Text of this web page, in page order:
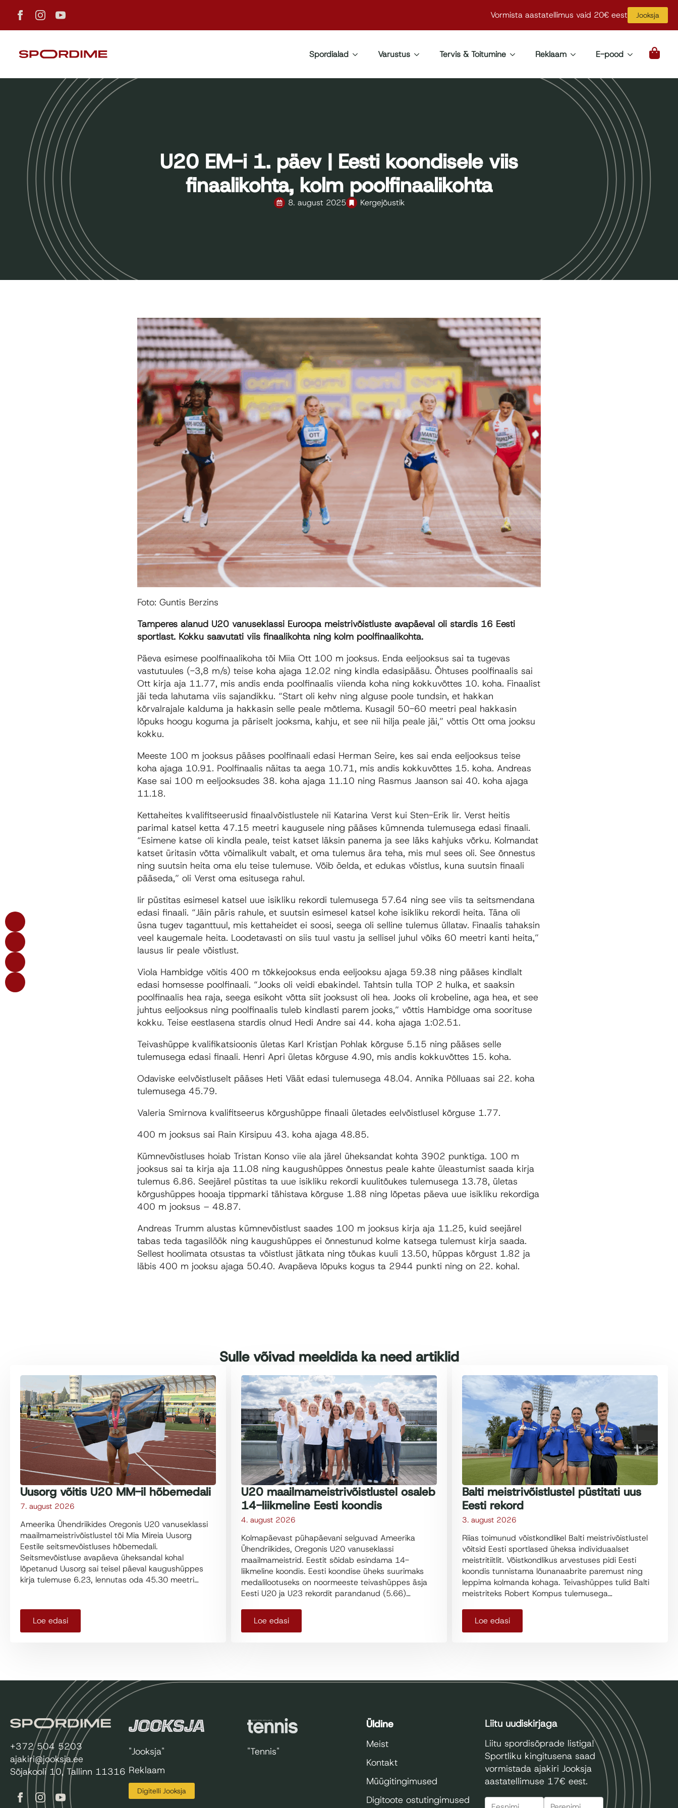
Vormista aastatellimus vaid 20€ eest Jooksja
Spordialad Varustus Tervis & Toitumine Reklaam E-pood
U20 EM-i 1. päev | Eesti koondisele viis
finaalikohta, kolm poolfinaalikohta
8. august 2025 Kergejõustik
Foto: Guntis Berzins
Tamperes alanud U20 vanuseklassi Euroopa meistrivõistluste avapäeval oli stardis 16 Eesti
sportlast. Kokku saavutati viis finaalikohta ning kolm poolfinaalikohta.
Päeva esimese poolfinaalikoha tõi Miia Ott 100 m jooksus. Enda eeljooksus sai ta tugevas
vastutuules (-3,8 m/s) teise koha ajaga 12.02 ning kindla edasipääsu. Õhtuses poolfinaalis sai
Ott kirja aja 11.77, mis andis enda poolfinaalis viienda koha ning kokkuvõttes 10. koha. Finaalist
jäi teda lahutama viis sajandikku. “Start oli kehv ning alguse poole tundsin, et hakkan
kõrvalrajale kalduma ja hakkasin selle peale mõtlema. Kusagil 50-60 meetri peal hakkasin
lõpuks hoogu koguma ja päriselt jooksma, kahju, et see nii hilja peale jäi,” võttis Ott oma jooksu
kokku.
Meeste 100 m jooksus pääses poolfinaali edasi Herman Seire, kes sai enda eeljooksus teise
koha ajaga 10.91. Poolfinaalis näitas ta aega 10.71, mis andis kokkuvõttes 15. koha. Andreas
Kase sai 100 m eeljooksudes 38. koha ajaga 11.10 ning Rasmus Jaanson sai 40. koha ajaga
11.18.
Kettaheites kvalifitseerusid finaalvõistlustele nii Katarina Verst kui Sten-Erik Iir. Verst heitis
parimal katsel ketta 47.15 meetri kaugusele ning pääses kümnenda tulemusega edasi finaali.
“Esimene katse oli kindla peale, teist katset läksin panema ja see läks kahjuks võrku. Kolmandat
katset üritasin võtta võimalikult vabalt, et oma tulemus ära teha, mis mul sees oli. See õnnestus
ning suutsin heita oma elu teise tulemuse. Võib öelda, et edukas võistlus, kuna suutsin finaali
pääseda,” oli Verst oma esitusega rahul.
Iir püstitas esimesel katsel uue isikliku rekordi tulemusega 57.64 ning see viis ta seitsmendana
edasi finaali. “Jäin päris rahule, et suutsin esimesel katsel kohe isikliku rekordi heita. Täna oli
üsna tugev taganttuul, mis kettaheidet ei soosi, seega oli selline tulemus üllatav. Finaalis tahaksin
veel kaugemale heita. Loodetavasti on siis tuul vastu ja sellisel juhul võiks 60 meetri kanti heita,”
lausus Iir peale võistlust.
Viola Hambidge võitis 400 m tõkkejooksus enda eeljooksu ajaga 59.38 ning pääses kindlalt
edasi homsesse poolfinaali. “Jooks oli veidi ebakindel. Tahtsin tulla TOP 2 hulka, et saaksin
poolfinaalis hea raja, seega esikoht võtta siit jooksust oli hea. Jooks oli krobeline, aga hea, et see
juhtus eeljooksus ning poolfinaalis tuleb kindlasti parem jooks,” võttis Hambidge oma soorituse
kokku. Teise eestlasena stardis olnud Hedi Andre sai 44. koha ajaga 1:02.51.
Teivashüppe kvalifikatsioonis ületas Karl Kristjan Pohlak kõrguse 5.15 ning pääses selle
tulemusega edasi finaali. Henri Apri ületas kõrguse 4.90, mis andis kokkuvõttes 15. koha.
Odaviske eelvõistluselt pääses Heti Väät edasi tulemusega 48.04. Annika Põlluaas sai 22. koha
tulemusega 45.79.
Valeria Smirnova kvalifitseerus kõrgushüppe finaali ületades eelvõistlusel kõrguse 1.77.
400 m jooksus sai Rain Kirsipuu 43. koha ajaga 48.85.
Kümnevõistluses hoiab Tristan Konso viie ala järel üheksandat kohta 3902 punktiga. 100 m
jooksus sai ta kirja aja 11.08 ning kaugushüppes õnnestus peale kahte üleastumist saada kirja
tulemus 6.86. Seejärel püstitas ta uue isikliku rekordi kuulitõukes tulemusega 13.78, ületas
kõrgushüppes hooaja tippmarki tähistava kõrguse 1.88 ning lõpetas päeva uue isikliku rekordiga
400 m jooksus – 48.87.
Andreas Trumm alustas kümnevõistlust saades 100 m jooksus kirja aja 11.25, kuid seejärel
tabas teda tagasilöök ning kaugushüppes ei õnnestunud kolme katsega tulemust kirja saada.
Sellest hoolimata otsustas ta võistlust jätkata ning tõukas kuuli 13.50, hüppas kõrgust 1.82 ja
läbis 400 m jooksu ajaga 50.40. Avapäeva lõpuks kogus ta 2944 punkti ning on 22. kohal.
Sulle võivad meeldida ka need artiklid
Uusorg võitis U20 MM-il hõbemedali
7. august 2026
Ameerika Ühendriikides Oregonis U20 vanuseklassi
maailmameistrivõistlustel tõi Mia Mireia Uusorg
Eestile seitsmevõistluses hõbemedali.
Seitsmevõistluse avapäeva üheksandal kohal
lõpetanud Uusorg sai teisel päeval kaugushüppes
kirja tulemuse 6.23, lennutas oda 45.30 meetri…
Loe edasi
U20 maailmameistrivõistlustel osaleb
14-liikmeline Eesti koondis
4. august 2026
Kolmapäevast pühapäevani selguvad Ameerika
Ühendriikides, Oregonis U20 vanuseklassi
maailmameistrid. Eestit sõidab esindama 14-
liikmeline koondis. Eesti koondise üheks suurimaks
medalilootuseks on noormeeste teivashüppes äsja
Eesti U20 ja U23 rekordit parandanud (5.66)…
Loe edasi
Balti meistrivõistlustel püstitati uus
Eesti rekord
3. august 2026
Riias toimunud võistkondlikel Balti meistrivõistlustel
võitsid Eesti sportlased üheksa individuaalset
meistritiitlit. Võistkondlikus arvestuses pidi Eesti
koondis tunnistama lõunanaabrite paremust ning
leppima kolmanda kohaga. Teivashüppes tulid Balti
meistriteks Robert Kompus tulemusega…
Loe edasi
+372 504 5203
ajakiri@jooksja.ee
Sõjakooli 10, Tallinn 11316
"Jooksja"
Reklaam
Digitelli Jooksja
"Tennis"
Üldine
Meist
Kontakt
Müügitingimused
Digitoote ostutingimused
Liitu uudiskirjaga
Liitu spordisõprade listiga!
Sportliku kingitusena saad
vormistada ajakiri Jooksja
aastatellimuse 17€ eest.